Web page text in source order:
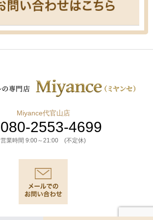
Miyance代官山店
080-2553-4699
営業時間 9:00～21:00 (不定休)